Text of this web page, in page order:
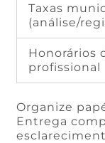
Taxas
(análise/
Honorários
profissional
Organize
Entrega